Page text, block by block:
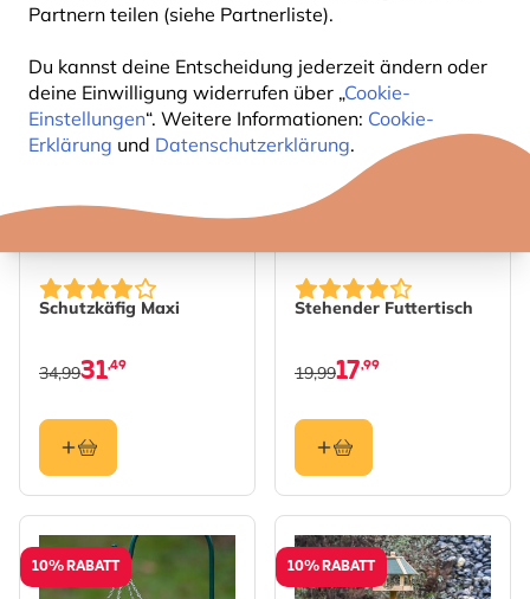
Partnern teilen (siehe Partnerliste).
Du kannst deine Entscheidung jederzeit ändern oder
deine Einwilligung widerrufen über „Cookie-
Einstellungen“. Weitere Informationen: Cookie-
Erklärung und Datenschutzerklärung.
10% RABATT
Schutzkäfig Maxi
31,49
34,99
10% RABATT
Stehender Futtertisch
17,99
19,99
10% RABATT 10% RABATT